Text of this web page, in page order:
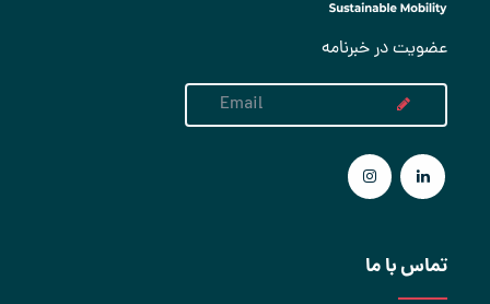
عضویت در خبرنامه
تماس با ما